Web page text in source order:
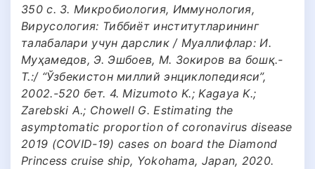
350 с. 3. Микробиология, Иммунология,
Вирусология: Тиббиёт институтларининг
талабалари учун дарслик / Муаллифлар: И.
Муҳамедов, Э. Эшбоев, М. Зокиров ва бошқ.-
Т.:/ “Ўзбекистон миллий энциклопедияси”,
2002.-520 бет. 4. Mizumoto K.; Kagaya K.;
Zarebski A.; Chowell G. Estimating the
asymptomatic proportion of coronavirus disease
2019 (COVID-19) cases on board the Diamond
Princess cruise ship, Yokohama, Japan, 2020.